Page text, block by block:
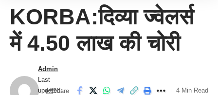
KORBA:दिव्या ज्वेलर्स
में 4.50 लाख की चोरी
Last
updated:
Admin
Share 4 Min Read